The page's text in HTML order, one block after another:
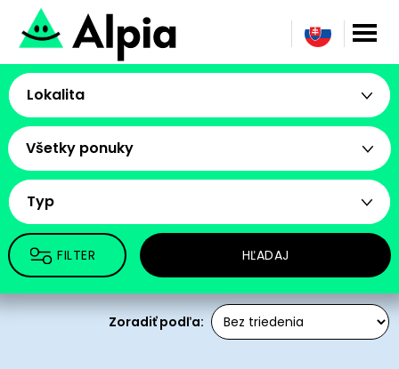
Lokalita
Všetky ponuky
Typ
FILTER HĽADAJ
Zoradiť podľa: